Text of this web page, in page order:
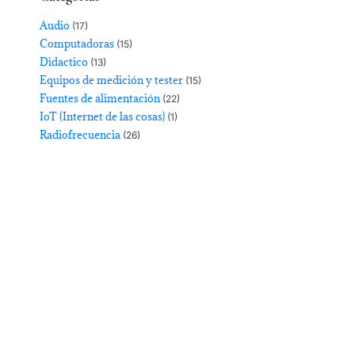
Audio (17)
Computadoras (15)
Didactico (13)
Equipos de medición y tester (15)
Fuentes de alimentación (22)
IoT (Internet de las cosas) (1)
Radiofrecuencia (26)